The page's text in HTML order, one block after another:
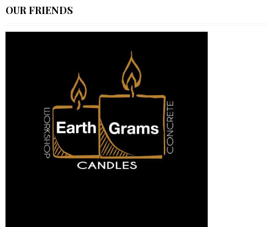
OUR FRIENDS